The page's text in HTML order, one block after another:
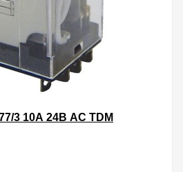
3 10А 24В AC TDM